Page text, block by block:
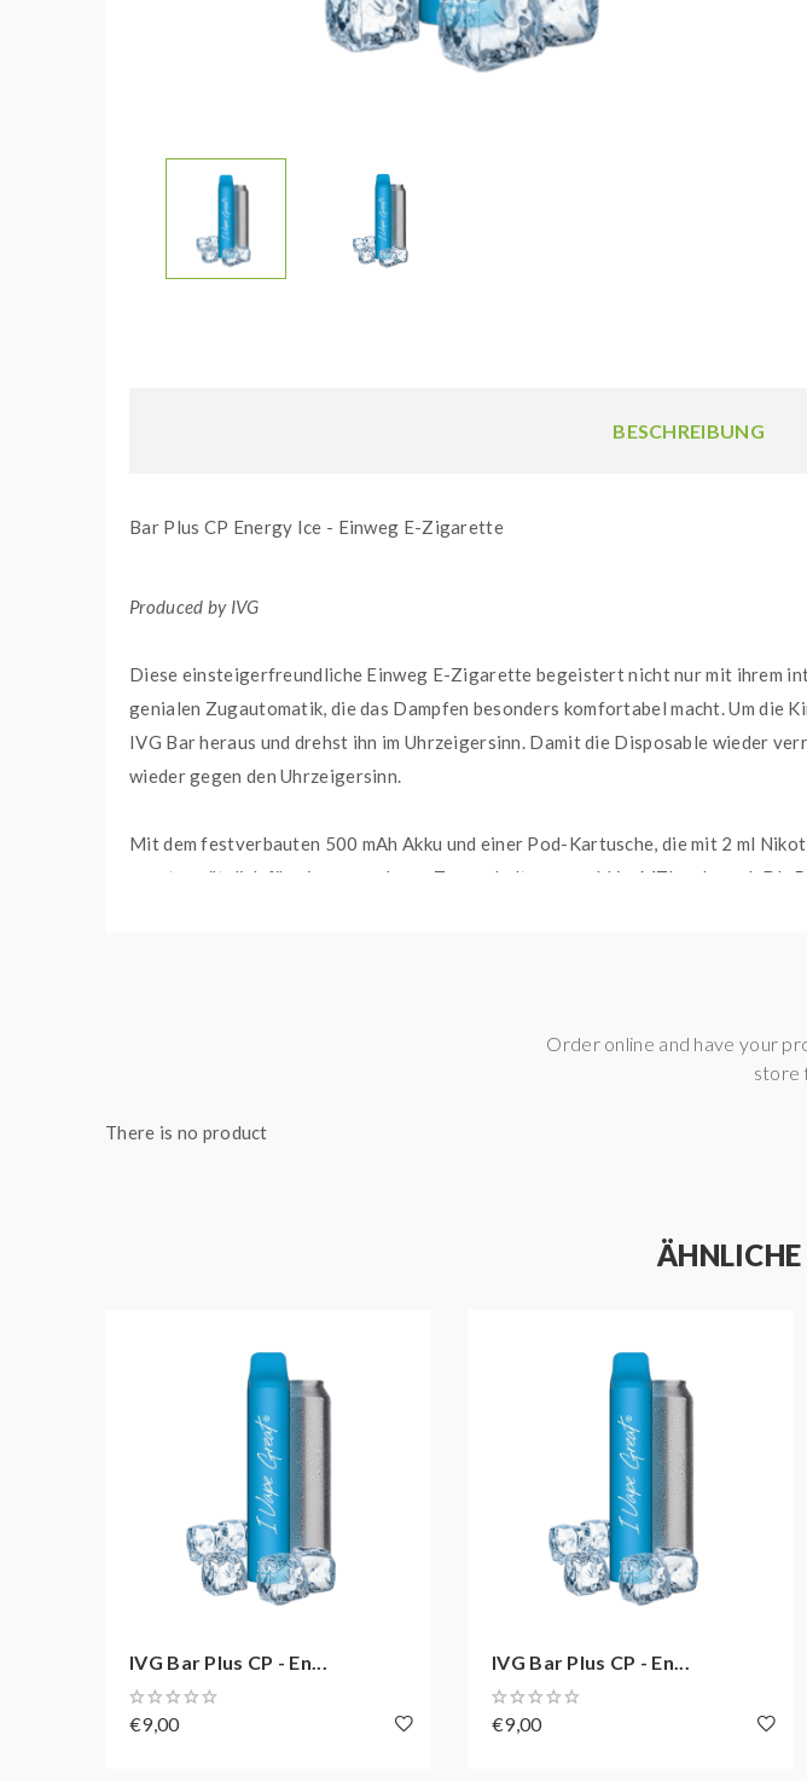
BESCHREIBUNG
Bar Plus CP Energy Ice - Einweg E-Zigarette
Produced by IVG
Diese einsteigerfreundliche Einweg E-Zigarette begeistert nicht nur mit ihrem
genialen Zugautomatik, die das Dampfen besonders komfortabel macht. Um die
IVG Bar heraus und drehst ihn im Uhrzeigersinn. Damit die Disposable wieder
wieder gegen den Uhrzeigersinn.
Mit dem festverbauten 500 mAh Akku und einer Pod-Kartusche, die mit 2 ml
sorgt zusätzlich für ein angenehmes Zugverhalten sowohl im MTL-, als auch DL-
Geschmack: Energydrink und Frische
Soft-Touch-Oberflächenbeschichtung
Bis zu 800 Züge dampfen
Order online and have your
store
There is no product
IVG Bar Plus CP - En...
€9,00
IVG Bar Plus CP - En...
€9,00